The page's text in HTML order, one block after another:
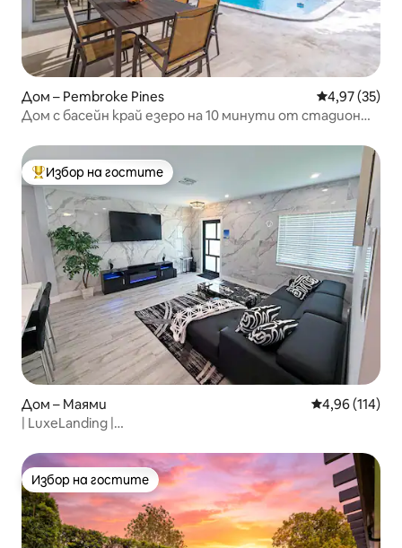
Дом – Pembroke Pines Средна
4,97 (35)
Дом с басейн край езеро на 10 минути от стадион
Най-популярен избор на гостите
Избор на гостите
Дом – Маями Средна
4,96 (114)
| LuxeLanding |
Избор на гостите
Избор на гостите